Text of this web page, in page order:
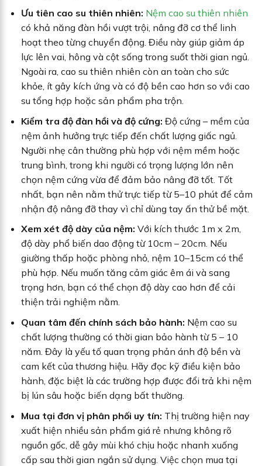
Ưu tiên cao su thiên nhiên: Nệm cao su thiên nhiên
có khả năng đàn hồi vượt trội, nâng đỡ cơ thể linh
hoạt theo từng chuyển động. Điều này giúp giảm áp
lực lên vai, hông và cột sống trong suốt thời gian ngủ.
Ngoài ra, cao su thiên nhiên còn an toàn cho sức
khỏe, ít gây kích ứng và có độ bền cao hơn so với cao
su tổng hợp hoặc sản phẩm pha trộn.
Kiểm tra độ đàn hồi và độ cứng: Độ cứng – mềm của
nệm ảnh hưởng trực tiếp đến chất lượng giấc ngủ.
Người nhẹ cân thường phù hợp với nệm mềm hoặc
trung bình, trong khi người có trọng lượng lớn nên
chọn nệm cứng vừa để đảm bảo nâng đỡ tốt. Tốt
nhất, bạn nên nằm thử trực tiếp từ 5–10 phút để cảm
nhận độ nâng đỡ thay vì chỉ dùng tay ấn thử bề mặt.
Xem xét độ dày của nệm: Với kích thước 1m x 2m,
độ dày phổ biến dao động từ 10cm – 20cm. Nếu
giường thấp hoặc phòng nhỏ, nệm 10–15cm có thể
phù hợp. Nếu muốn tăng cảm giác êm ái và sang
trọng hơn, bạn có thể chọn độ dày cao hơn để cải
thiện trải nghiệm nằm.
Quan tâm đến chính sách bảo hành: Nệm cao su
chất lượng thường có thời gian bảo hành từ 5 – 10
năm. Đây là yếu tố quan trọng phản ánh độ bền và
cam kết của thương hiệu. Hãy đọc kỹ điều kiện bảo
hành, đặc biệt là các trường hợp được đổi trả khi nệm
bị lún sâu hoặc biến dạng bất thường.
Mua tại đơn vị phân phối uy tín: Thị trường hiện nay
xuất hiện nhiều sản phẩm giá rẻ nhưng không rõ
nguồn gốc, dễ gây mùi khó chịu hoặc nhanh xuống
cấp sau thời gian ngắn sử dụng. Việc chọn mua tại